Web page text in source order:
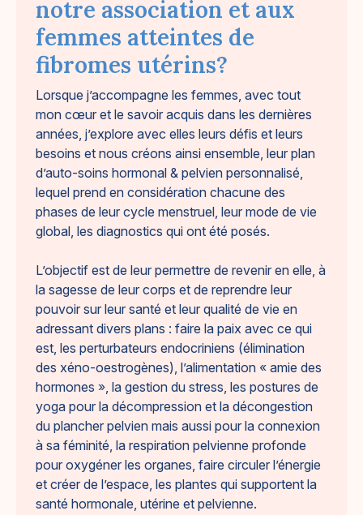
notre association et aux
femmes atteintes de
fibromes utérins?
Lorsque j’accompagne les femmes, avec tout
mon cœur et le savoir acquis dans les dernières
années, j’explore avec elles leurs défis et leurs
besoins et nous créons ainsi ensemble, leur plan
d’auto-soins hormonal & pelvien personnalisé,
lequel prend en considération chacune des
phases de leur cycle menstruel, leur mode de vie
global, les diagnostics qui ont été posés.
L’objectif est de leur permettre de revenir en elle, à
la sagesse de leur corps et de reprendre leur
pouvoir sur leur santé et leur qualité de vie en
adressant divers plans : faire la paix avec ce qui
est, les perturbateurs endocriniens (élimination
des xéno-oestrogènes), l’alimentation « amie des
hormones », la gestion du stress, les postures de
yoga pour la décompression et la décongestion
du plancher pelvien mais aussi pour la connexion
à sa féminité, la respiration pelvienne profonde
pour oxygéner les organes, faire circuler l’énergie
et créer de l’espace, les plantes qui supportent la
santé hormonale, utérine et pelvienne.